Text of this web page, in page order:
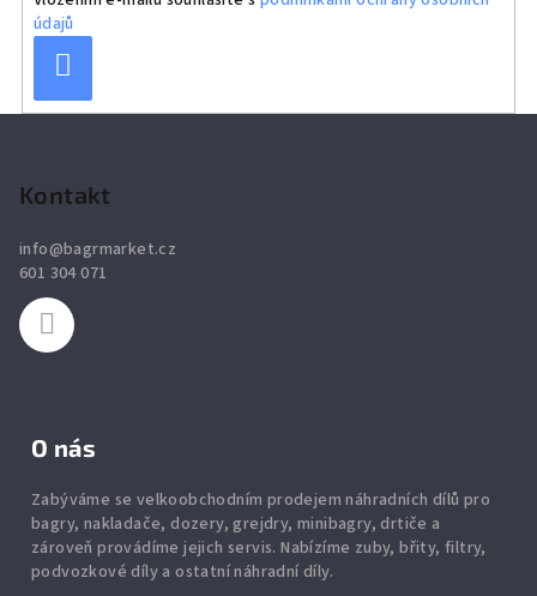
údajů
Kontakt
info@bagrmarket.cz
601 304 071
O nás
Zabýváme se velkoobchodním prodejem náhradních dílů pro
bagry, nakladače, dozery, grejdry, minibagry, drtiče a
zároveň provádíme jejich servis. Nabízíme zuby,břity,filtry,
podvozkové díly a ostatní náhradní díly.